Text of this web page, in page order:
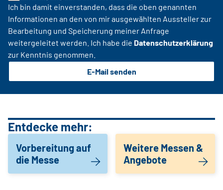
Ich bin damit einverstanden, dass die oben genannten
Informationen an den von mir ausgewählten Aussteller zur
Bearbeitung und Speicherung meiner Anfrage
weitergeleitet werden. Ich habe die Datenschutzerklärung
zur Kenntnis genommen.
E-Mail senden
Entdecke mehr:
Vorbereitung auf
die Messe
Weitere Messen &
Angebote